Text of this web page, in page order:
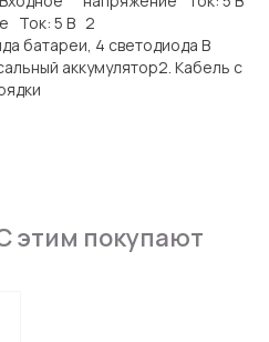
Ток: 5 В 2
батареи, 4 светодиода В
аккумулятор2. Кабель с
этим покупают